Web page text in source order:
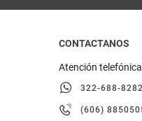
CONTACTANOS
Atención telefónica
322-688-8282
(606)